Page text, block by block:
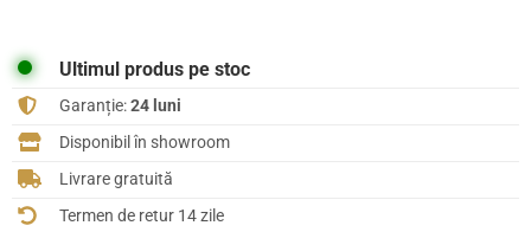
Ultimul produs pe stoc
Garanție:24 luni
Disponibil în showroom
Livrare gratuită
Termen de retur 14 zile